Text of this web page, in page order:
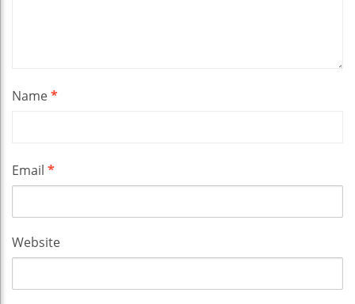
Name*
Email *
Website